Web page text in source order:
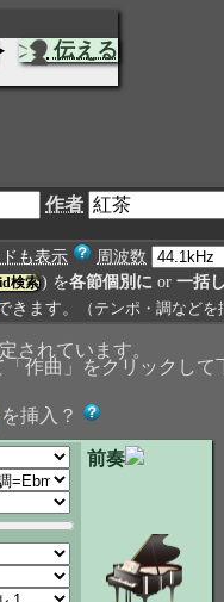
伝える
作者
も表示
周波数
検索) を各節個別に or 一括
きます。 （テンポ・調など
されています。
作曲」をクリックして
挿入？
前奏